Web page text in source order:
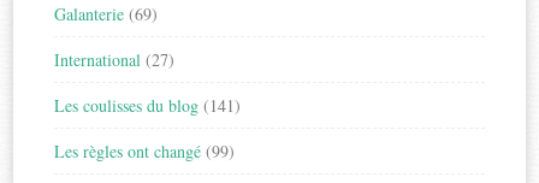
Galanterie (69)
International (27)
Les coulisses du blog (141)
Les règles ont changé (99)